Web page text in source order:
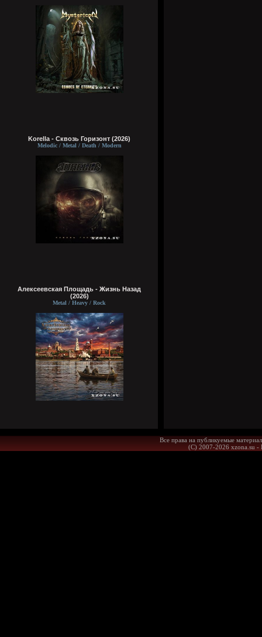
Korella - Сквозь Горизонт (2026)
Melodic / Metal / Death / Modern
Алексеевская Площадь - Жизнь Назад
(2026)
Metal / Heavy / Rock
Все права на публикуемые
(С) 2007-2026 xzona.su -